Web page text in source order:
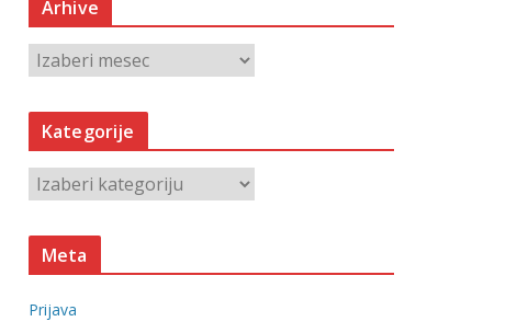
Arhive
r
h
v
Kategorije
a
t
o
Meta
Prijava